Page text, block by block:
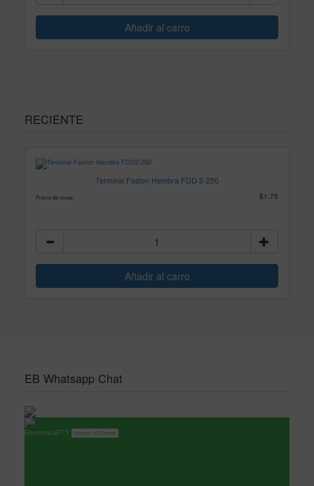
RECIENTE
Terminal Faston Hembra FDD 2-250
Precio de venta: $1.75
EB Whatsapp Chat
ElectronicaPTY Servicio Al Cliente